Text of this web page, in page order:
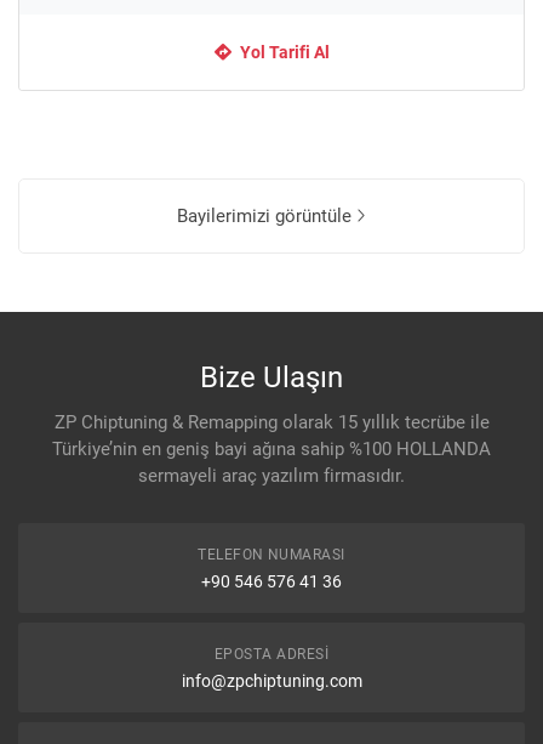
Yol Tarifi Al
Bayilerimizi görüntüle
Bize Ulaşın
ZP Chiptuning & Remapping olarak 15 yıllık tecrübe ile
Türkiye’nin en geniş bayi ağına sahip %100 HOLLANDA
sermayeli araç yazılım firmasıdır.
TELEFON NUMARASI
+90 546 576 41 36
EPOSTA ADRESI
info@zpchiptuning.com